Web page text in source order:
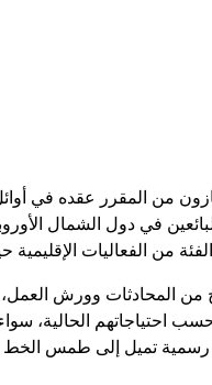
للبائعين في دول
من الفعاليات الإقليمية
من المحادثات وورش
احتياجاتهم الحالية، سواء
تميل إلى طمس الخط